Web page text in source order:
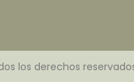
los derechos